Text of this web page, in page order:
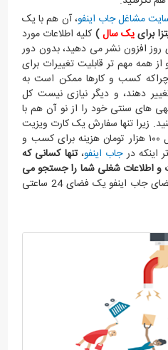
مشاغل جاب اینفو، آن هم با یک
براییک سال) کلیه اطلاعات مورد
روز افزون نشر می دهید، بدون دور
همه مهم تر قابلیت تغییرات برای
کسب و کارها ممکن است به
دهند، و دیگر نیازی نیست کل
های سنتی خود را از نو آن هم با
زیرا تنها سفارش یک کارت ویزیت
کاملا ساده و ارزان، امروزه حداقل ۱۰۰ هزار تومان هزینه برای کسب و
اینکه درجاب اینفو،تنها کسانی که
و اطلاعات شغلی شما را جستجو می
. فضای جاب اینفو یک فضای 24 ساعتی